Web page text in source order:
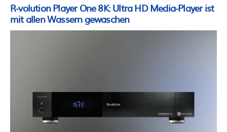
R-volution Player One 8K: Ultra HD Media-Player ist
mit allen Wassern gewaschen